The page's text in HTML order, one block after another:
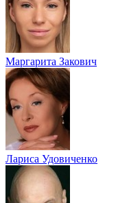
Маргарита Закович
Лариса Удовиченко